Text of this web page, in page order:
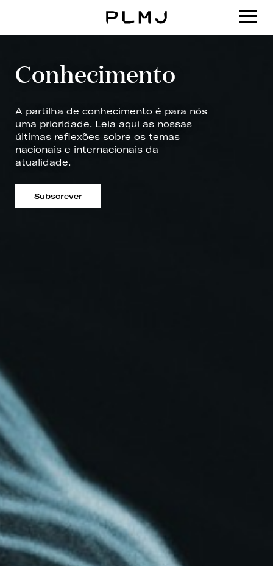
Conhecimento
A partilha de conhecimento é para nós
uma prioridade. Leia aqui as nossas
últimas reflexões sobre os temas
nacionais e internacionais da
atualidade.
Subscrever